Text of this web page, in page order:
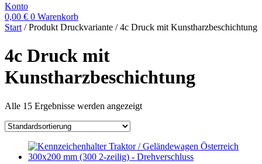
Konto
0,00 € 0 Warenkorb
Start / Produkt Druckvariante / 4c Druck mit Kunstharzbeschichtung
4c Druck mit
Kunstharzbeschichtung
Alle 15 Ergebnisse werden angezeigt